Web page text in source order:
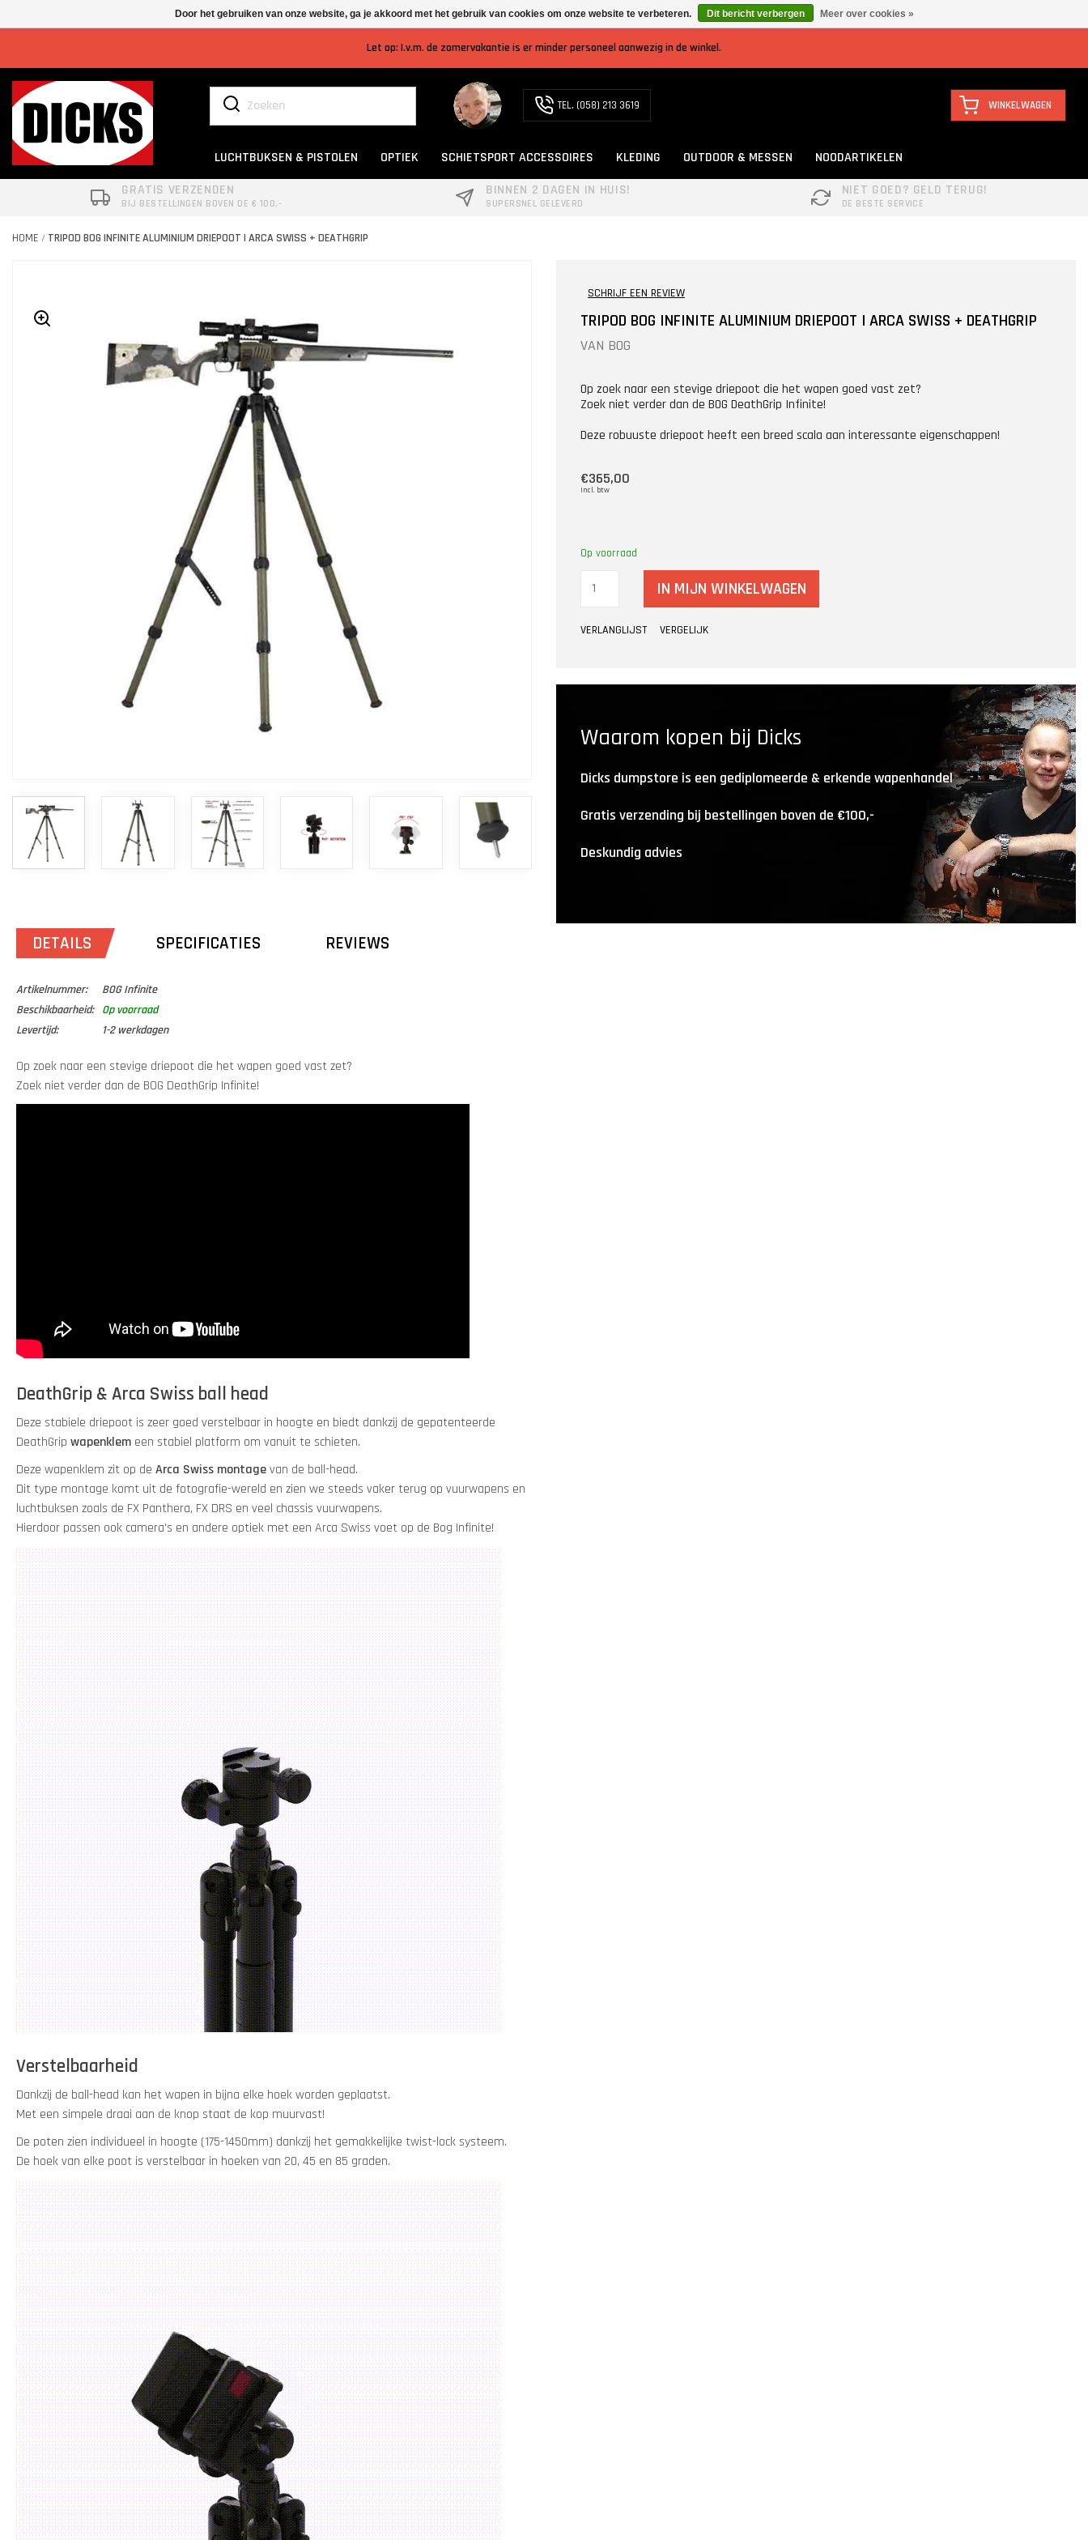
Let op: I.v.m. de zomervakantie is er minder personeel aanwezig in de winkel.
TEL. (058) 213 3619 WINKELWAGEN
LUCHTBUKSEN & PISTOLEN OPTIEK SCHIETSPORT ACCESSOIRES KLEDING OUTDOOR & MESSEN
NOODARTIKELEN
GRATIS VERZENDEN
BIJ BESTELLINGEN BOVEN DE € 100,-
BINNEN 2 DAGEN IN HUIS!
SUPERSNEL GELEVERD
NIET GOED? GELD TERUG!
DE BESTE SERVICE
HOME / TRIPOD BOG INFINITE ALUMINIUM DRIEPOOT | ARCA SWISS + DEATHGRIP
DETAILS SPECIFICATIES REVIEWS
Artikelnummer:
BOG Infinite
Beschikbaarheid:
Op voorraad
Levertijd:
1-2 werkdagen
Op zoek naar een stevige driepoot die het wapen goed vast zet?
Zoek niet verder dan de BOG DeathGrip Infinite!
DeathGrip & Arca Swiss ball head
Deze stabiele driepoot is zeer goed verstelbaar in hoogte en biedt dankzij de gepatenteerde
DeathGrip wapenklem een stabiel platform om vanuit te schieten.
Deze wapenklem zit op de Arca Swiss montagevan de ball-head.
Dit type montage komt uit de fotografie-wereld en zien we steeds vaker terug op vuurwapens en
luchtbuksen zoals de FX Panthera, FX DRS en veel chassis vuurwapens.
Hierdoor passen ook camera's en andere optiek met een Arca Swiss voet op de Bog Infinite!
Verstelbaarheid
Dankzij de ball-head kan het wapen in bijna elke hoek worden geplaatst.
Met een simpele draai aan de knop staat de kop muurvast!
De poten zien individueel in hoogte (175-1450mm) dankzij het gemakkelijke twist-lock systeem.
De hoek van elke poot is verstelbaar in hoeken van 20, 45 en 85 graden.
SCHRIJF EEN REVIEW
TRIPOD BOG INFINITE ALUMINIUM DRIEPOOT | ARCA SWISS + DEATHGRIP
VAN BOG
Op zoek naar een stevige driepoot die het wapen goed vast zet?
Zoek niet verder dan de BOG DeathGrip Infinite!
Deze robuuste driepoot heeft een breed scala aan interessante eigenschappen!
€365,00
Incl. btw
Op voorraad
IN MIJN WINKELWAGEN
VERLANGLIJST VERGELIJK
Waarom kopen bij Dicks
Dicks dumpstore is een gediplomeerde & erkende wapenhandel
Gratis verzending bij bestellingen boven de €100,-
Deskundig advies
Door het gebruiken van onze website, ga je akkoord met het gebruik van cookies om onze website te verbeteren. Dit bericht verbergen Meer over cookies »